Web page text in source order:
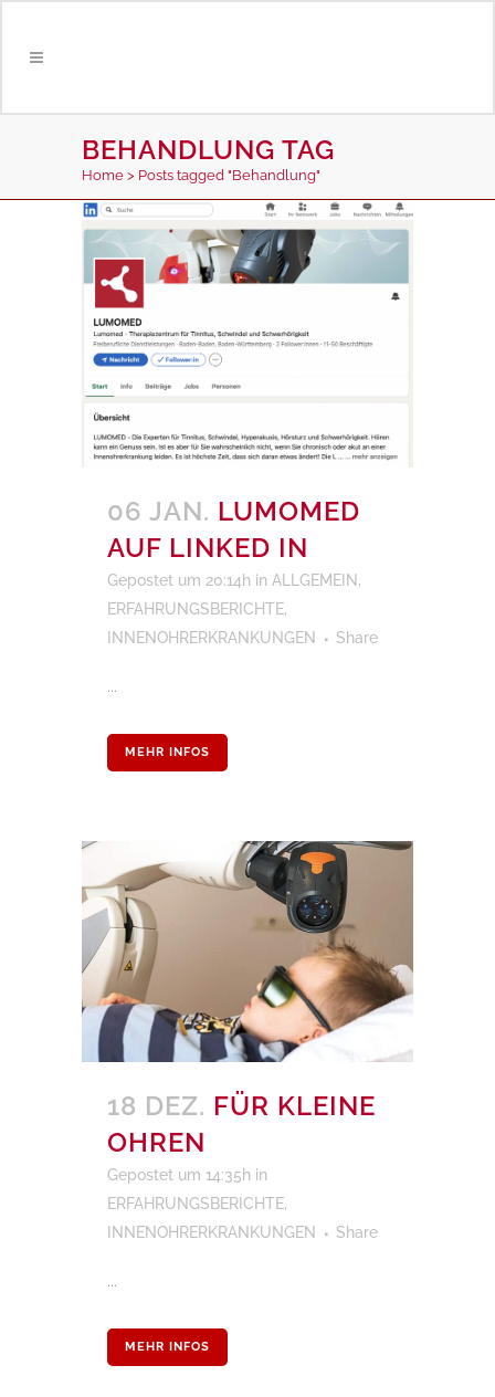
BEHANDLUNG TAG
Home > Posts tagged "Behandlung"
06 JAN. LUMOMED
AUF LINKED IN
Gepostet um 20:14h in ALLGEMEIN ,
ERFAHRUNGSBERICHTE,
INNENOHRERKRANKUNGEN
Share
...
MEHR INFOS
18 DEZ. FÜR KLEINE
OHREN
Gepostet um 14:35h in
ERFAHRUNGSBERICHTE,
INNENOHRERKRANKUNGEN
Share
...
MEHR INFOS